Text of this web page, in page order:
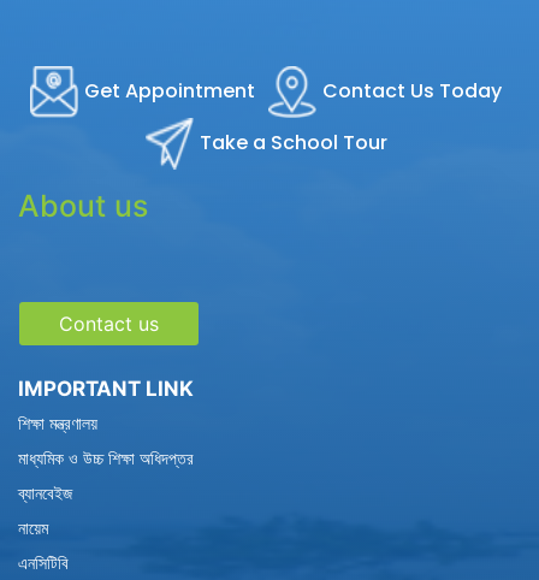
Get Appointment
Contact Us Today
Take a School Tour
About us
Contact us
IMPORTANT LINK
শিক্ষা মন্ত্রণালয়
মাধ্যমিক ও উচ্চ শিক্ষা অধিদপ্তর
ব্যানবেইজ
নায়েম
এনসিটিবি